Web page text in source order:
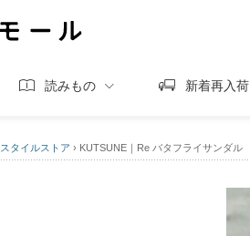
読みもの 新着再入荷
スタイルストア › KUTSUNE｜Re バタフライサンダル